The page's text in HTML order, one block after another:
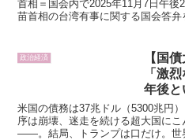
首相＝国会内で2025年11月7日午
苗首相の台湾有事に関する国会答弁
政治経済
【国
「激
年後と
ろしい
米国の債務は37兆ドル（5300兆円
序は崩壊、迷走を続ける超大国に
――。結局、トランプは口だけ。世